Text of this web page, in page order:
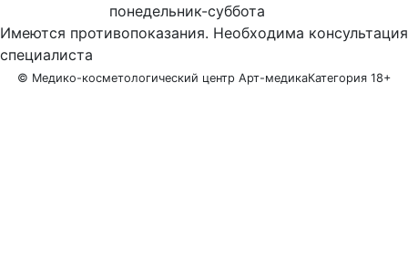
понедельник-суббота
Имеются противопоказания. Необходима консультация
специалиста
© Медико-косметологический центр Арт-медикаКатегория 18+